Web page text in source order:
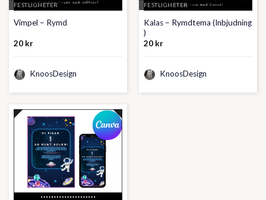
FESTLIGHETER
Vimpel – Rymd
20 kr
KnoosDesign
FESTLIGHETER
Kalas – Rymdtema (Inbjudning
)
20 kr
KnoosDesign